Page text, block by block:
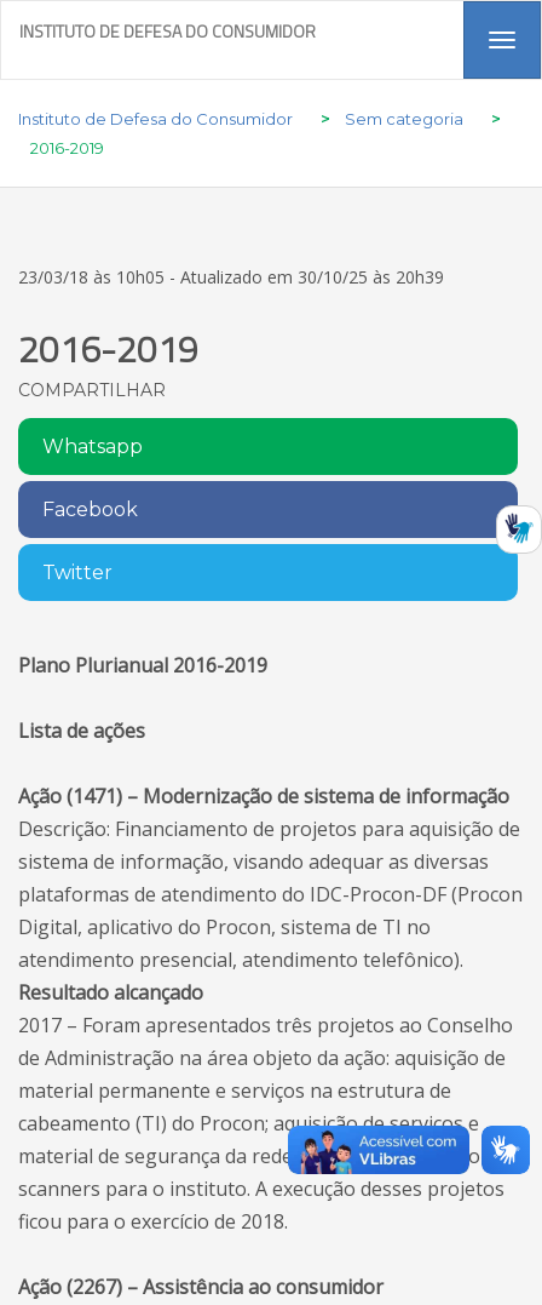
INSTITUTO DE DEFESA DO CONSUMIDOR
Instituto de Defesa do Consumidor > Sem categoria
>
2016-2019
23/03/18 às 10h05 - Atualizado em 30/10/25 às 20h39
2016-2019
COMPARTILHAR
Whatsapp
Facebook
Twitter
Plano Plurianual 2016-2019
Lista de ações
Ação (1471) – Modernização de sistema de informação
Descrição: Financiamento de projetos para aquisição de
sistema de informação, visando adequar as diversas
plataformas de atendimento do IDC-Procon-DF (Procon
Digital, aplicativo do Procon, sistema de TI no
atendimento presencial, atendimento telefônico).
Resultado alcançado
2017 – Foram apresentados três projetos ao Conselho
de Administração na área objeto da ação: aquisição de
material permanente e serviços na estrutura de
cabeamento (TI) do Procon; aquisição de serviços e
material de segurança da rede (firewall) e aquisição de
scanners para o instituto. A execução desses projetos
ficou para o exercício de 2018.
Ação (2267) – Assistência ao consumidor